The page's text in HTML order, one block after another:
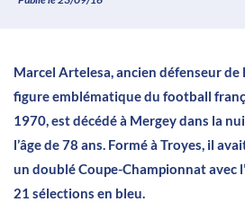
0:05 / 0:12
Marcel Artelesa, ancien défenseur de
figure emblématique du football
1970, est décédé à Mergey dans la
l’âge de 78 ans. Formé à Troyes, il
un doublé Coupe-Championnat avec
21 sélections en bleu.